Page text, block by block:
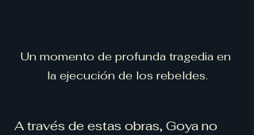
Un momento de profunda tragedia en
la ejecución de los rebeldes.
A través de estas obras, Goya no